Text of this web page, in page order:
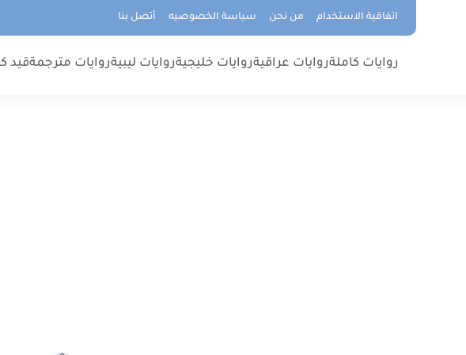
اتفاقية الاستخدام من نحن سياسة الخصوصيه أتصل بنا
روايات كاملةروايات عراقيةروايات خليجيةروايات ليبيةروايات مترجمةقيد